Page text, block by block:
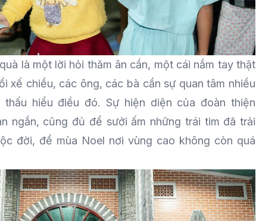
là một lời hỏi thăm ân cần, một cái nắm tay thật
xế chiều, các ông, các bà cần sự quan tâm nhiều
hiểu điều đó. Sự hiện diện của đoàn thiện
ngắn, cũng đủ để sưởi ấm những trái tim đã trải
đời, để mùa Noel nơi vùng cao không còn quá